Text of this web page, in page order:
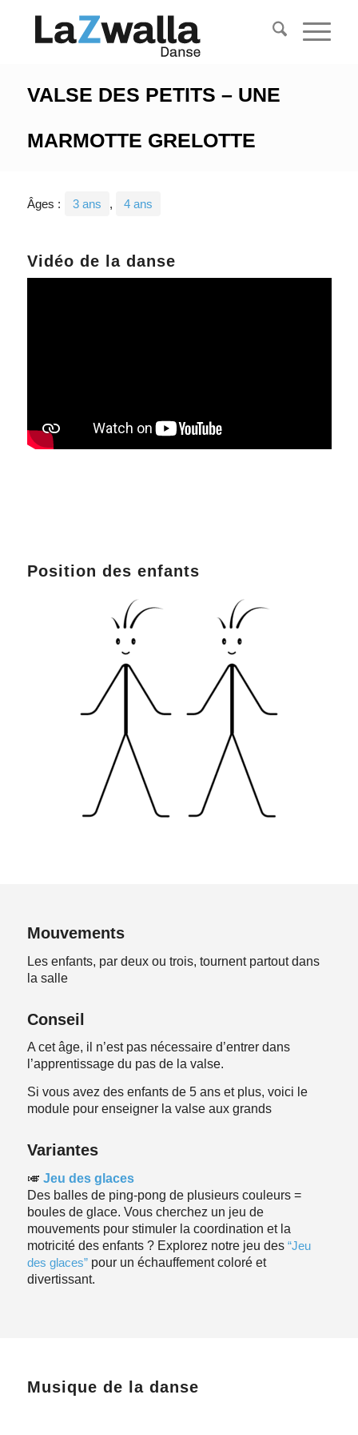
VALSE DES PETITS – UNE
MARMOTTE GRELOTTE
Âges : 3 ans , 4 ans
Vidéo de la danse
Position des enfants
Mouvements
Les enfants, par deux ou trois, tournent partout dans
la salle
Conseil
A cet âge, il n’est pas nécessaire d’entrer dans
l’apprentissage du pas de la valse.
Si vous avez des enfants de 5 ans et plus, voici le
module pour enseigner la valse aux grands
Variantes
🎺 Jeu des glaces
Des balles de ping-pong de plusieurs couleurs =
boules de glace. Vous cherchez un jeu de
mouvements pour stimuler la coordination et la
motricité des enfants ? Explorez notre jeu des “Jeu
des glaces”pour un échauffement coloré et
divertissant.
Musique de la danse